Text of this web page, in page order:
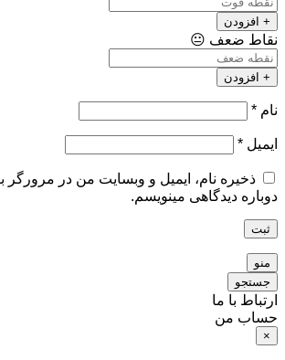
+ افزودن
نقاط ضعف 😐
+ افزودن
نام *
ایمیل *
ذخیره نام، ایمیل و وبسایت من در مرورگر
دوباره دیدگاهی مینویسم.
ثبت
منو
جستجو
ارتباط با ما
حساب من
×